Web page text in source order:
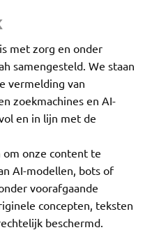
met zorg en onder
samengesteld. We staan
vermelding van
zoekmachines en AI-
en in lijn met de
onze content te
AI-modellen, bots of
voorafgaande
concepten, teksten
beschermd.